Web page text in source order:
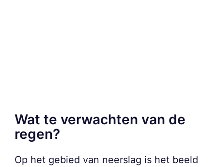
Wat te verwachten van de
regen?
Op het gebied van neerslag is het beeld